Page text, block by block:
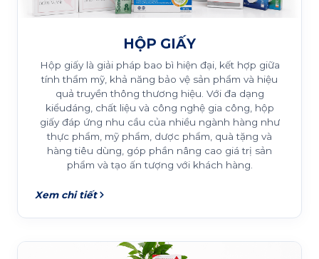
HỘP GIẤY
Hộp giấy là giải pháp bao bì hiện đại, kết hợp giữa
tính thẩm mỹ, khả năng bảo vệ sản phẩm và hiệu
quả truyền thông thương hiệu. Với đa dạng
kiểudáng, chất liệu và công nghệ gia công, hộp
giấy đáp ứng nhu cầu của nhiều ngành hàng như
thực phẩm, mỹ phẩm, dược phẩm, quà tặng và
hàng tiêu dùng, góp phần nâng cao giá trị sản
phẩm và tạo ấn tượng với khách hàng.
Xem chi tiết